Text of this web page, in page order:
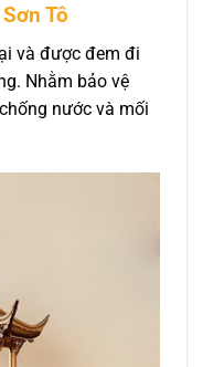
Tô
và được đem đi
Nhằm bảo vệ
nước và mối